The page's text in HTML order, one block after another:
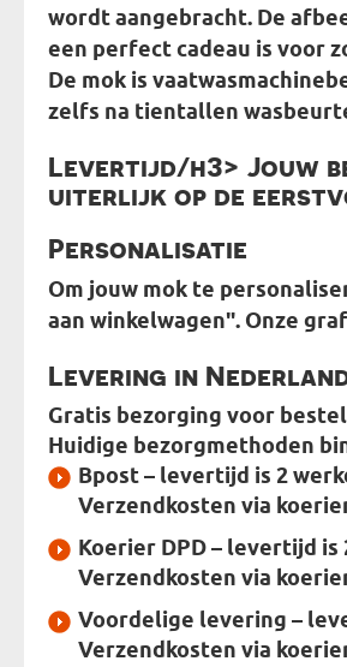
wordt aangebracht. De
een perfect cadeau is voor
De mok is
zelfs na tientallen
Levertijd/h3> Jouw
uiterlijk op de
Personalisatie
Om jouw mok te
aan winkelwagen". Onze
Levering in
Gratis bezorging voor
Huidige bezorgmethoden
Bpost– levertijd is 2
Verzendkosten via
Koerier DPD– levertijd is
Verzendkosten via
Voordelige levering –
Verzendkosten via